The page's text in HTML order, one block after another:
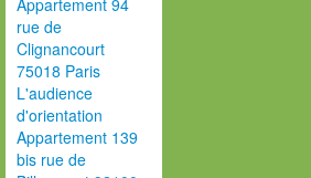
Appartement 94
rue de
Clignancourt
75018 Paris
L'audience
d'orientation
Appartement 139
bis rue de